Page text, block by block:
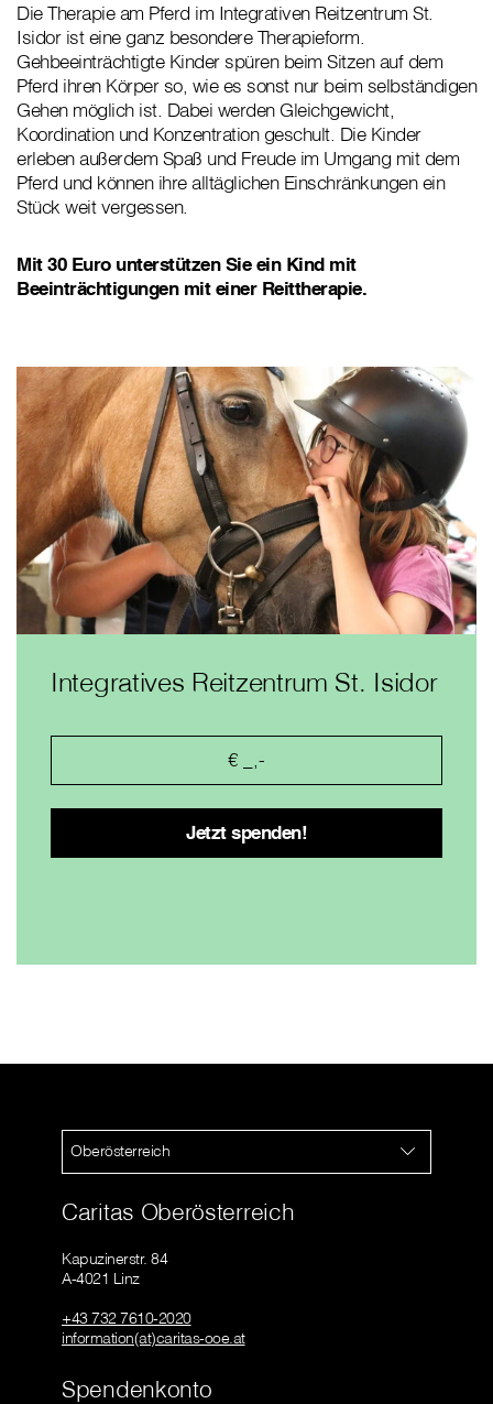
Die Therapie am Pferd im Integrativen Reitzentrum St.
Isidor ist eine ganz besondere Therapieform.
Gehbeeinträchtigte Kinder spüren beim Sitzen auf dem
Pferd ihren Körper so, wie es sonst nur beim selbständigen
Gehen möglich ist. Dabei werden Gleichgewicht,
Koordination und Konzentration geschult. Die Kinder
erleben außerdem Spaß und Freude im Umgang mit dem
Pferd und können ihre alltäglichen Einschränkungen ein
Stück weit vergessen.
Mit 30 Euro unterstützen Sie ein Kind mit
Beeinträchtigungen mit einer Reittherapie.
Integratives Reitzentrum St. Isidor
Oberösterreich
Caritas Oberösterreich
Kapuzinerstr. 84
A-4021 Linz
+43 732 7610-2020
information(at)caritas-ooe.at
Spendenkonto